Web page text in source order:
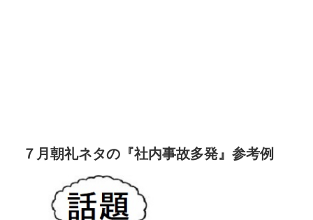
７月朝礼ネタの『社内事故多発』参考例